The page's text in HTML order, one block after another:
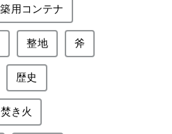
用コンテナ
整地 斧
歴史
焚き火